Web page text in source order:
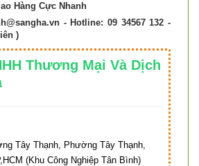
Hàng Cực Nhanh
- Hotline: 09 34567 132 -
)
Thương Mại Và Dịch
Tây Thạnh, Phường Tây Thạnh,
(Khu Công Nghiệp Tân Bình)